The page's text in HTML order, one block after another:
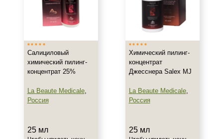
Салициловый
химический пилинг-
концентрат 25%
La Beaute Medicale,
Россия
25 мл
Химический пилинг-
концентрат
Джесснера Salex MJ
La Beaute Medicale,
Россия
25 мл
+7 (495) 640-58-89